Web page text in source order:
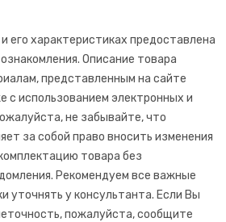
его характеристиках предоставлена
Описание товара
представленным на сайте
с использованием электронных и
не забывайте, что
за собой право вносить изменения
товара без
Рекомендуем все важные
уточнять у консультанта. Если Вы
пожалуйста, сообщите